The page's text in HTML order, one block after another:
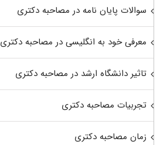
سوالات پایان نامه در مصاحبه دکتری
معرفی خود به انگلیسی در مصاحبه دکتری
تاثیر دانشگاه ارشد در مصاحبه دکتری
تجربیات مصاحبه دکتری
زمان مصاحبه دکتری